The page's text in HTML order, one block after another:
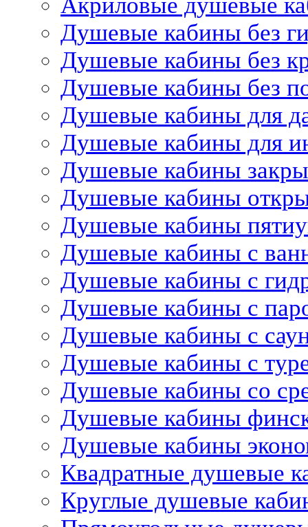
Душевые кабины без
Душевые кабины без
Душевые кабины без
Душевые кабины для
Душевые кабины для
Душевые кабины
Душевые кабины
Душевые кабины
Душевые кабины с
Душевые кабины с
Душевые кабины с
Душевые кабины с
Душевые кабины с
Душевые кабины со
Душевые кабины
Душевые кабины
Квадратные душевые
Круглые душевые